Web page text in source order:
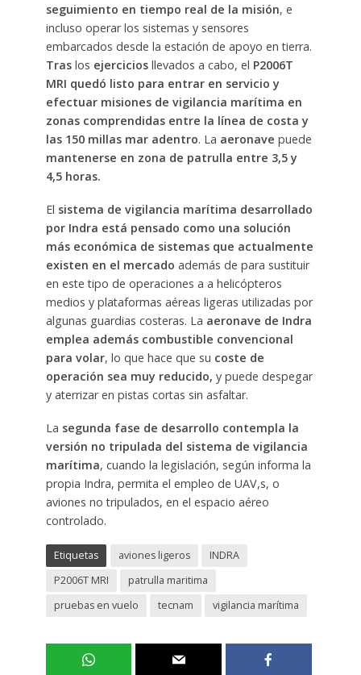
seguimiento en tiempo real de la misión, e
incluso operar los sistemas y sensores
embarcados desde la estación de apoyo en tierra.
Traslos ejerciciosllevados a cabo, el P2006T
MRI quedó listo para entrar en servicio y
efectuar misiones de vigilancia marítima en
zonas comprendidas entre la línea de costa y
las 150 millas mar adentro. La aeronave puede
mantenerse en zona de patrulla entre 3,5 y
4,5 horas.
El sistema de vigilancia marítima desarrollado
por Indra está pensado como una solución
más económica de sistemas que actualmente
existen en el mercado además de para sustituir
en este tipo de operaciones a a helicópteros
medios y plataformas aéreas ligeras utilizadas por
algunas guardias costeras. La aeronave de Indra
emplea además combustible convencional
para volar, lo que hace que su coste de
operación sea muy reducido, y puede despegar
y aterrizar en pistas cortas sin asfaltar.
La segunda fase de desarrollo contempla la
versión no tripulada del sistema de vigilancia
marítima, cuando la legislación, según informa la
propia Indra, permita el empleo de UAV,s, o
aviones no tripulados, en el espacio aéreo
controlado.
Etiquetas aviones ligeros
INDRA
P2006T MRI
patrulla maritima
pruebas en vuelo
tecnam vigilancia marítima